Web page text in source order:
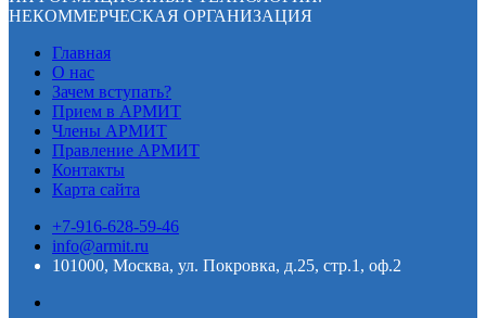
НЕКОММЕРЧЕСКАЯ ОРГАНИЗАЦИЯ
Главная
О нас
Зачем вступать?
Прием в АРМИТ
Члены АРМИТ
Правление АРМИТ
Контакты
Карта сайта
+7-916-628-59-46
info@armit.ru
101000, Москва, ул. Покровка, д.25, стр.1, оф.2